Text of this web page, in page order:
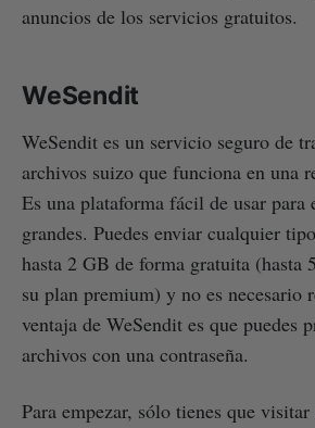
anuncios de los servicios gratuitos.
WeSendit
WeSendit es un servicio seguro de
archivos suizo que funciona en una
Es una plataforma fácil de usar para
grandes. Puedes enviar cualquier
hasta 2 GB de forma gratuita (hasta
su plan premium) y no es necesario
ventaja de WeSendit es que puedes
archivos con una contraseña.
Para empezar, sólo tienes que